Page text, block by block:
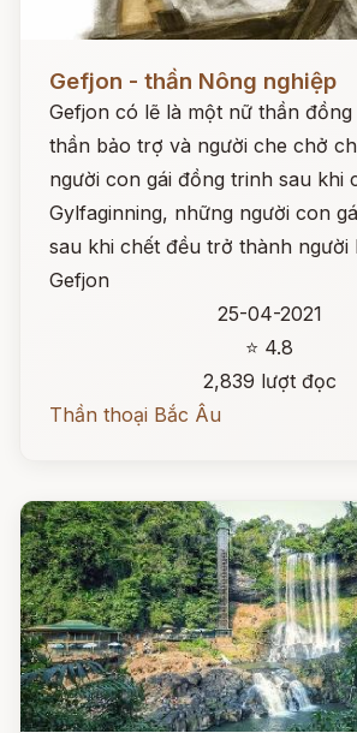
Gefjon - thần Nông nghiệp
Gefjon có lẽ là một nữ thần
thần bảo trợ và người che chở
người con gái đồng trinh sau khi
Gylfaginning, những người con
sau khi chết đều trở thành người
Gefjon
25-04-2021
⭐ 4.8
2,839 lượt đọc
Thần thoại Bắc Âu